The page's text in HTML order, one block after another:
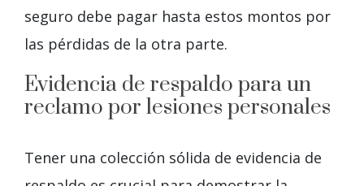
seguro debe pagar hasta estos montos por
las pérdidas de la otra parte.
Evidencia de respaldo para un
reclamo por lesiones personales
Tener una colección sólida de evidencia de